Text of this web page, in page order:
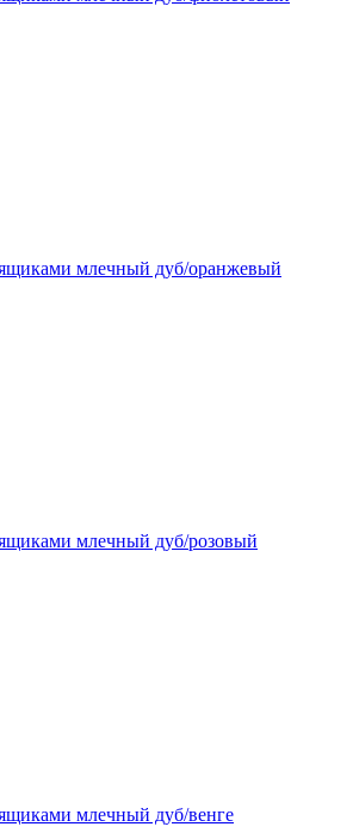
млечный дуб/оранжевый
млечный дуб/розовый
млечный дуб/венге